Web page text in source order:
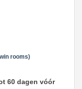
rooms)
60 dagen vóór